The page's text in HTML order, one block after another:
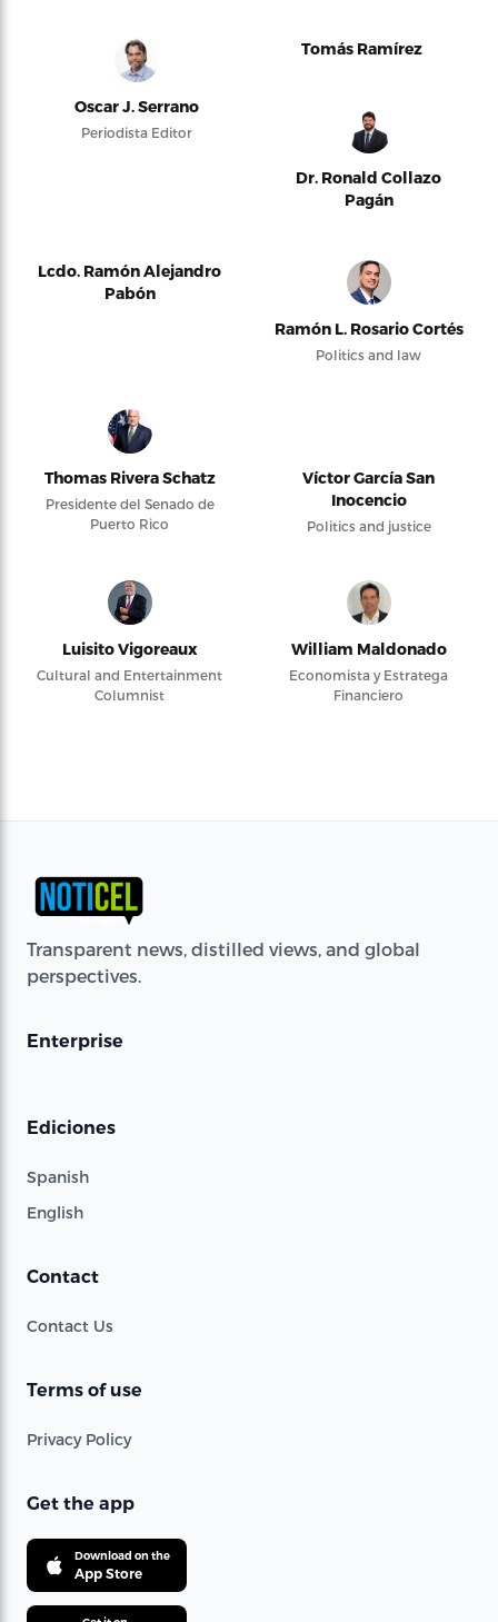
Oscar J. Serrano
Periodista Editor
Tomás Ramírez
Dr. Ronald Collazo
Pagán
Lcdo. Ramón Alejandro
Pabón
Ramón L. Rosario Cortés
Politics and law
Thomas Rivera Schatz
Presidente del Senado de
Puerto Rico
Víctor García San
Inocencio
Politics and justice
Luisito Vigoreaux
Cultural and Entertainment
Columnist
William Maldonado
Economista y Estratega
Financiero
Transparent news, distilled views, and global
perspectives.
Enterprise
Ediciones
Spanish
English
Contact
Contact Us
Terms of use
Privacy Policy
Get the app
Download on the
App Store